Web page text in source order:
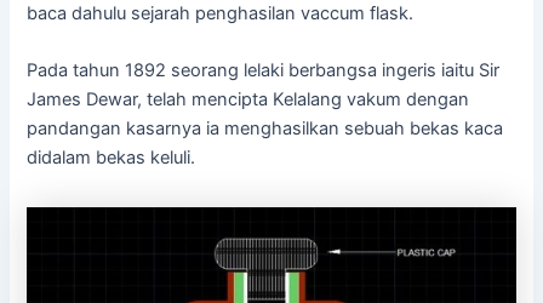
baca dahulu sejarah penghasilan vaccum flask.
Pada tahun 1892 seorang lelaki berbangsa ingeris iaitu Sir
James Dewar, telah mencipta Kelalang vakum dengan
pandangan kasarnya ia menghasilkan sebuah bekas kaca
didalam bekas keluli.